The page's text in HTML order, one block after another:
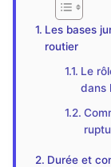
Les bases
routier
Le
dans
Durée et